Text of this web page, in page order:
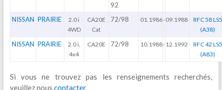
92
NISSAN PRAIRIE
2.0 i
4WD
CA20E
Cat
72/98 01.1986-09.1988
RFC 58 LS5
(A38)
NISSAN PRAIRIE
2.0 i,
4x4
CA20E 72/98 10.1988-12.1992
RFC 42 LS5
(A83)
Si vous ne trouvez pas les renseignements recherchés,
veuillez nous contacter